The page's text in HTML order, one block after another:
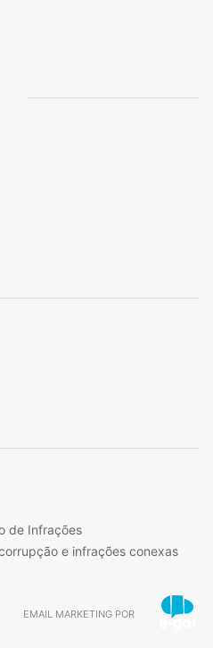
de Infrações
e infrações conexas
EMAIL MARKETING POR